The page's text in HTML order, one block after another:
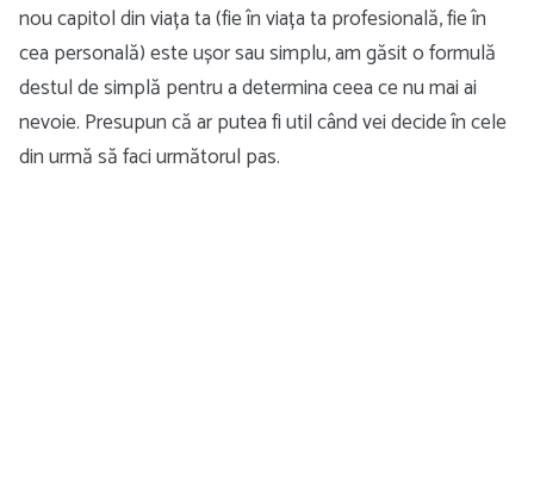
nou capitol din viața ta (fie în viața ta profesională, fie în
cea personală) este ușor sau simplu, am găsit o formulă
destul de simplă pentru a determina ceea ce nu mai ai
nevoie. Presupun că ar putea fi util când vei decide în cele
din urmă să faci următorul pas.